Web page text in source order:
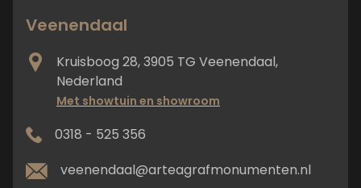
Veenendaal
Kruisboog 28, 3905 TG Veenendaal,
Nederland
Met showtuin en showroom
0318 - 525 356
veenendaal@arteagrafmonumenten.nl